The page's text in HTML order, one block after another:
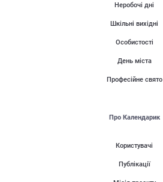
Неробочі дні
Шкільні вихідні
Особистості
День міста
Професійне свято
Про Календарик
Користувачі
Публікації